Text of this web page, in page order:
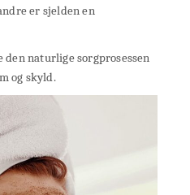
er sjelden en
naturlige sorgprosessen
og skyld.